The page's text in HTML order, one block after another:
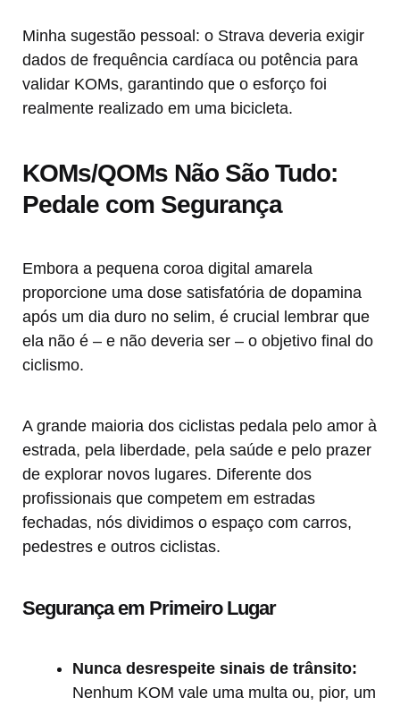
Minha sugestão pessoal: o Strava deveria exigir
dados de frequência cardíaca ou potência para
validar KOMs, garantindo que o esforço foi
realmente realizado em uma bicicleta.
KOMs/QOMs Não São Tudo:
Pedale com Segurança
Embora a pequena coroa digital amarela
proporcione uma dose satisfatória de dopamina
após um dia duro no selim, é crucial lembrar que
ela não é – e não deveria ser – o objetivo final do
ciclismo.
A grande maioria dos ciclistas pedala pelo amor à
estrada, pela liberdade, pela saúde e pelo prazer
de explorar novos lugares. Diferente dos
profissionais que competem em estradas
fechadas, nós dividimos o espaço com carros,
pedestres e outros ciclistas.
Segurança em Primeiro Lugar
Nunca desrespeite sinais de trânsito:
Nenhum KOM vale uma multa ou, pior, um